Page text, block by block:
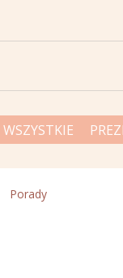
WSZYSTKIE
Porady